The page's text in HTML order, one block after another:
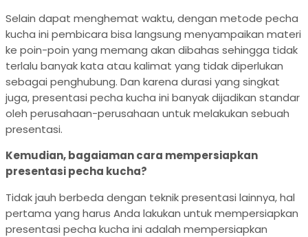
Selain dapat menghemat waktu, dengan metode pecha
kucha ini pembicara bisa langsung menyampaikan materi
ke poin-poin yang memang akan dibahas sehingga tidak
terlalu banyak kata atau kalimat yang tidak diperlukan
sebagai penghubung. Dan karena durasi yang singkat
juga, presentasi pecha kucha ini banyak dijadikan standar
oleh perusahaan-perusahaan untuk melakukan sebuah
presentasi.
Kemudian, bagaiaman cara mempersiapkan
presentasi pecha kucha?
Tidak jauh berbeda dengan teknik presentasi lainnya, hal
pertama yang harus Anda lakukan untuk mempersiapkan
presentasi pecha kucha ini adalah mempersiapkan